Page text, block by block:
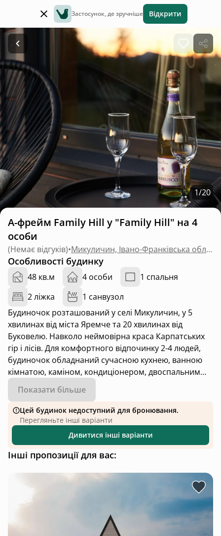
Застосунок, де зручніше Відкрити
1/20
А-фрейм Family Hill у "Family Hill" на 4
особи
(Немає відгуків)• Микуличин, Івано-Франківська область
Особливості будинку
48 кв.м 4 особи
1 спальня
2 ліжка
1 санвузол
Будиночок розташований у селі Микуличин, у 5
хвилинах від міста Яремче та 20 хвилинах від
Буковелю. Навколо неймовірна краса Карпатських
гір і лісів. Для комфортного відпочинку 2-4 людей,
будиночок обладнаний сучасною кухнею, ванною
кімнатою, каміном, кондиціонером, двоспальним
ліжком та великим розкладним диваном. Територія
облаштована терасою з неперевершеними
краєвидами, мангальною зоною з альтанкою,
гойдалкою, дитячим куточком та паркінгом. Family
Hill - Живіть пригодами.
Показати більше
Цей будинок недоступний для бронювання.
Перегляньте інші варіанти
Дивитися інші варіанти
Інші пропозиції для вас: